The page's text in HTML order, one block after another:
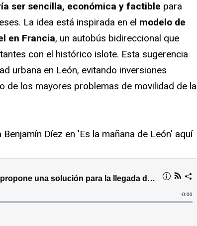
ser sencilla, económica y factible para
La idea está inspirada en el modelo de
en Francia, un autobús bidireccional que
con el histórico islote. Esta sugerencia
urbana en León, evitando inversiones
de los mayores problemas de movilidad de la
Díez en 'Es la mañana de León' aquí